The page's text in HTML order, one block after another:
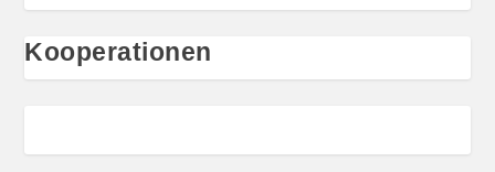
Kooperationen